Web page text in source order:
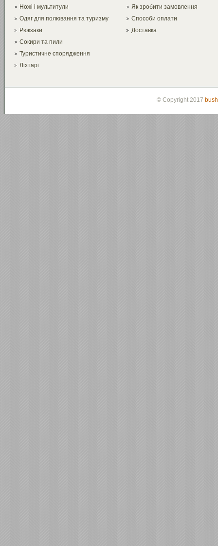
Ножі і мультитули
Одяг для полювання та туризму
Рюкзаки
Сокири та пили
Туристичне спорядження
Ліхтарі
Як зробити замовлення
Способи оплати
Доставка
© Copyright 2017